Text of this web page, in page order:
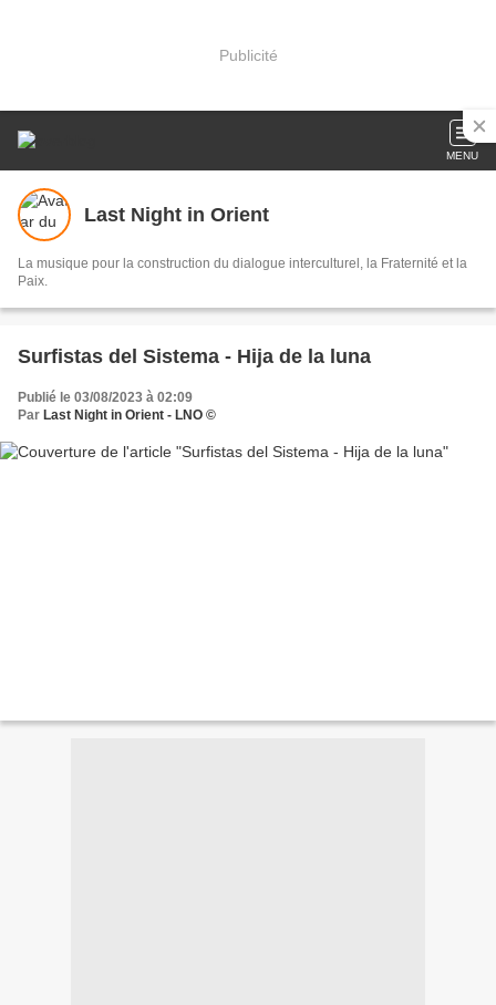
Publicité
MENU
Last Night in Orient
La musique pour la construction du dialogue interculturel, la Fraternité et la
Paix.
Surfistas del Sistema - Hija de la luna
Publié le 03/08/2023 à 02:09
Par Last Night in Orient - LNO ©